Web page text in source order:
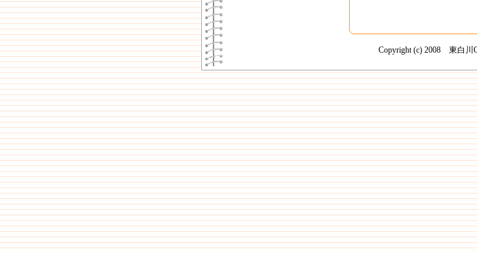
Copyright (c) 2008 東白川